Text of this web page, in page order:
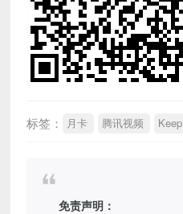
标签： 月卡 腾讯视频 Keep
免责声明：